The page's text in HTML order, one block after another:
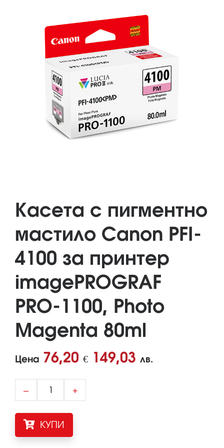
Касета с пигментно
мастило Canon PFI-
4100 за принтер
imagePROGRAF
PRO-1100, Photo
Magenta 80ml
Цена 76,20 € 149,03 лв.
– +
КУПИ